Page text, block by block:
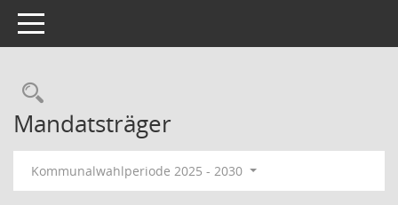
Toggle navigation
Rechercheauswahl
Mandatsträger
Kommunalwahlperiode 2025 - 2030